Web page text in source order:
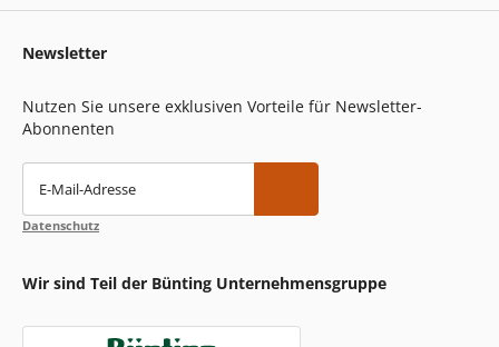
Newsletter
Nutzen Sie unsere exklusiven Vorteile für Newsletter-
Abonnenten
E-Mail-Adresse
Datenschutz
Wir sind Teil der Bünting Unternehmensgruppe